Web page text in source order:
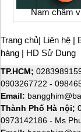
Nam châm
Trang chủ| Liên hệ |
hàng | HD Sử Dụng
TP.HCM;
0903267722 -
Email:
Thành Phố Hà nội;
0973142186 - Ms